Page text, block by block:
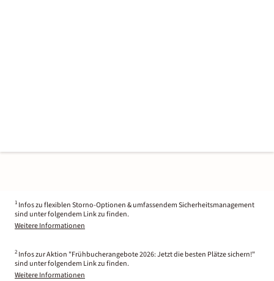
1 Infos zu flexiblen Storno-Optionen & umfassendem Sicherheitsmanagement
sind unter folgendem Link zu finden.
Weitere Informationen
2 Infos zur Aktion "Frühbucherangebote 2026: Jetzt die besten Plätze sichern!"
sind unter folgendem Link zu finden.
Weitere Informationen